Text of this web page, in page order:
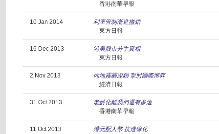
香港南華早報
10 Jan 2014
利率管制漸進撤銷
東方日報
16 Dec 2013
港美股市分手真相
東方日報
2 Nov 2013
內地霧霾深鎖 掣肘國際博弈
經濟日報
31 Oct 2013
老齡化離我們還有多遠
香港南華早報
11 Oct 2013
港元配人幣 抗邊緣化